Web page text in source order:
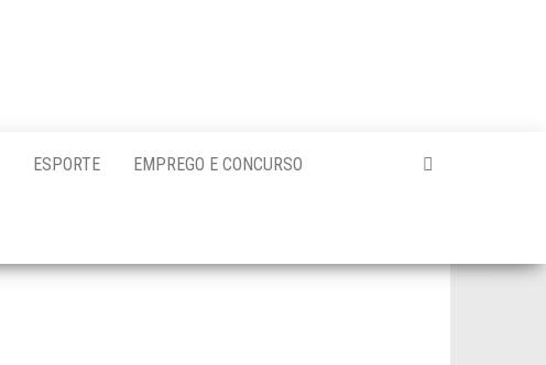
ESPORTE EMPREGO E CONCURSO